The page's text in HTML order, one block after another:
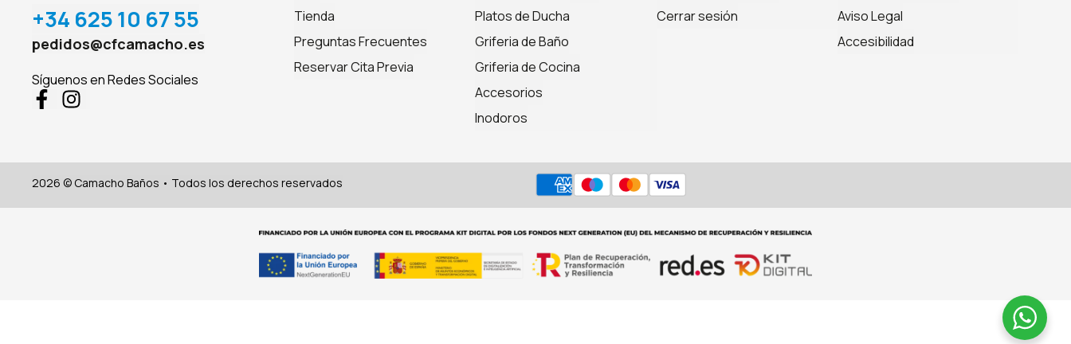
+34 625 10 67 55
pedidos@cfcamacho.es
Síguenos en Redes Sociales
Tienda
Preguntas Frecuentes
Reservar Cita Previa
Platos de Ducha
Griferia de Baño
Griferia de Cocina
Accesorios
Inodoros
Cerrar sesión
Aviso Legal
Accesibilidad
2026 © Camacho Baños • Todos los derechos reservados